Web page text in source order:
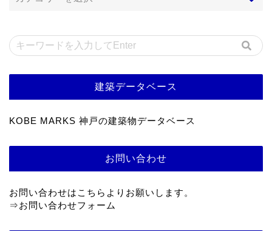
建築データベース
KOBE MARKS 神戸の建築物データベース
お問い合わせ
お問い合わせはこちらよりお願いします。
⇒お問い合わせフォーム